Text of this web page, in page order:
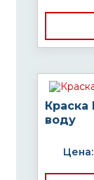
воду
Цена: